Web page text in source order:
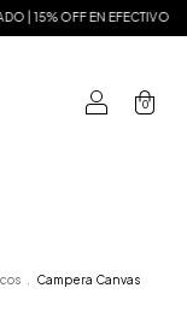
EN EL LOCAL Y EN LA WEB
0
Campera Canvas